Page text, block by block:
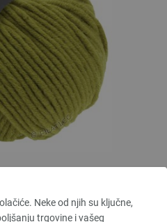
Neke od njih su ključne,
trgovine i vašeg
Merino, 50 % Akril